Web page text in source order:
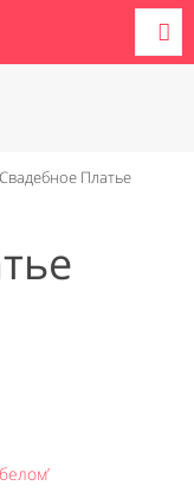
Свадебное Платье